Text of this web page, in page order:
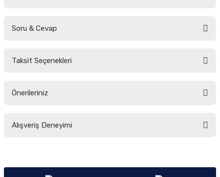
Soru & Cevap
Taksit Seçenekleri
Önerileriniz
yetersiz gördüğünüz noktaları öneri formunu kullanarak tarafımıza
Alışveriş Deneyimi
Sitemize ilk yorumu siz yapın!